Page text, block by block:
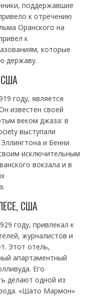
поддержавшие
к отречению
Оранского на
к
которые
державу.
году, является
известен своей
веком джаза: в
выступали
и Бенни
исключительным
вокзала и в
США
году, привлекал к
журналистов и
Этот отель,
апартаментный
Его
делают одной из
«Шато Мармон»